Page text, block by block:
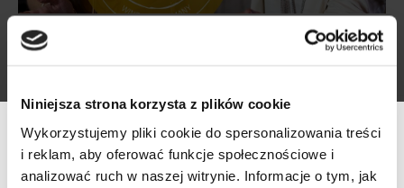
Niniejsza strona korzysta z plików cookie
Wykorzystujemy pliki cookie do spersonalizowania treści
i reklam, aby oferować funkcje społecznościowe i
analizować ruch w naszej witrynie. Informacje o tym, jak
509 337 777
2024-06-17
15:00 / 18:00